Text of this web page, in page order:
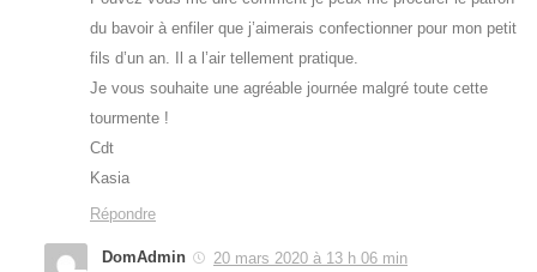
du bavoir à enfiler que j’aimerais confectionner pour mon petit
fils d’un an. Il a l’air tellement pratique.
Je vous souhaite une agréable journée malgré toute cette
tourmente !
Cdt
Kasia
Répondre
DomAdmin
20 mars 2020 à 13 h 06 min